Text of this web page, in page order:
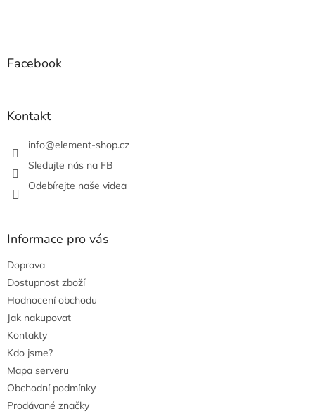
Facebook
Kontakt
info@element-shop.cz
Sledujte nás na FB
Odebírejte naše videa
Informace pro vás
Doprava
Dostupnost zboží
Hodnocení obchodu
Jak nakupovat
Kontakty
Kdo jsme?
Mapa serveru
Obchodní podmínky
Prodávané značky